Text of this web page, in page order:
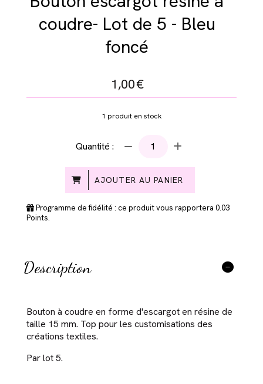
coudre- Lot de 5 - Bleu
foncé
1,00€
1 produit en stock
Quantité :
AJOUTER AU PANIER
Programme de fidélité : ce produit vous rapportera 0.03
Points.
Description
Bouton à coudre en forme d'escargot en résine de
taille 15 mm. Top pour les customisations des
créations textiles.
Par lot 5.